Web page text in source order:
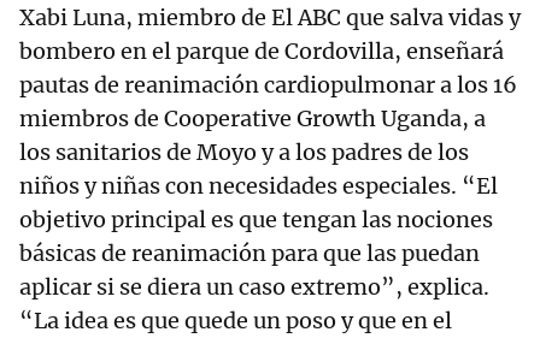
Xabi Luna, miembro de El ABC que salva vidas y
bombero en el parque de Cordovilla, enseñará
pautas de reanimación cardiopulmonar a los 16
miembros de Cooperative Growth Uganda, a
los sanitarios de Moyo y a los padres de los
niños y niñas con necesidades especiales. “El
objetivo principal es que tengan las nociones
básicas de reanimación para que las puedan
aplicar si se diera un caso extremo”, explica.
“La idea es que quede un poso y que en el